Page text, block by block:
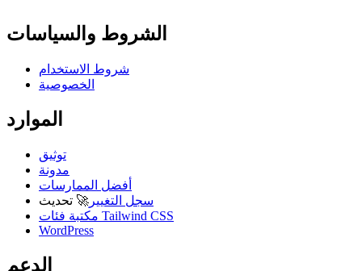
الشروط والسياسات
شروط الاستخدام
الخصوصية
الموارد
توثيق
مدونة
أفضل الممارسات
سجل التغيير 🚀 تحديث
مكتبة فئات Tailwind CSS
WordPress
الدعم